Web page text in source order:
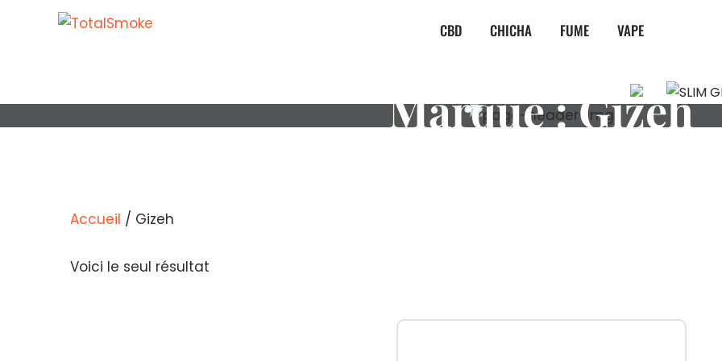
CBD CHICHA FUME VAPE
Marque :Gizeh
Accueil / Gizeh
Voici le seul résultat